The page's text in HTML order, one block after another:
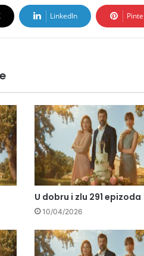
LinkedIn
U dobru i zlu 291 epizoda
10/04/2026